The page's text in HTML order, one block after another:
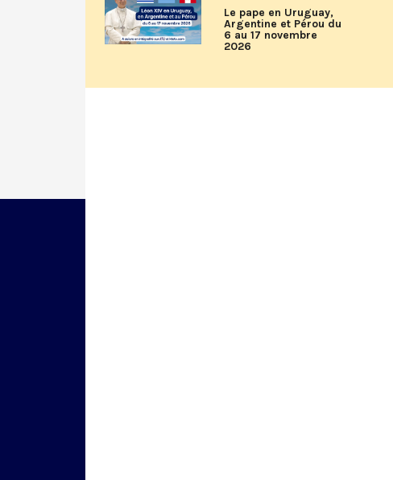
Le pape en Uruguay,
Argentine et Pérou du
6 au 17 novembre
2026